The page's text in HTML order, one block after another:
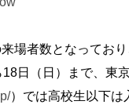
場者数となってお
日（日）まで、
）では高校生以下は